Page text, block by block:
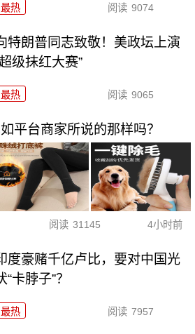
最热 阅读 9074
特朗普同志致敬！美政坛上演
级抹红大赛”
最热 阅读 9065
平台商家所说的那样吗？
阅读 31145 4小时前
度豪赌千亿卢比，要对中国光
“卡脖子”？
最热 阅读 7957